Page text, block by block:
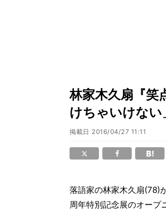
林家木久扇『笑
けちゃいけない
掲載日 2016/04/27 11:11
落語家の林家木久扇(78)
周年特別記念展のオープ